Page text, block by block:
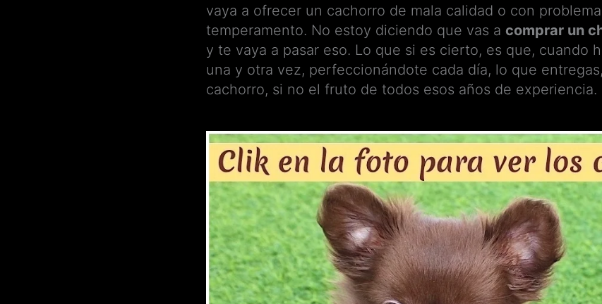
vaya a ofrecer un cachorro de mala calidad o con
temperamento. No estoy diciendo que vas a comprar un
y te vaya a pasar eso. Lo que si es cierto, es que, cuando
una y otra vez, perfeccionándote cada día, lo que
cachorro, si no el fruto de todos esos años de experiencia.